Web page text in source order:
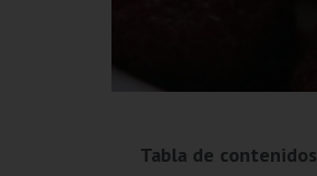
Tabla de contenidos